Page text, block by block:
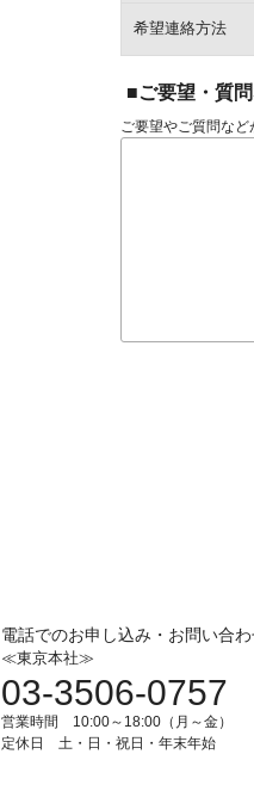
希望連絡方法
■ご要望・質
ご要望やご質問な
電話でのお申し込み・お問い合
≪東京本社≫
03-3506-0757
営業時間 10:00～18:00（月～金）
定休日 土・日・祝日・年末年始